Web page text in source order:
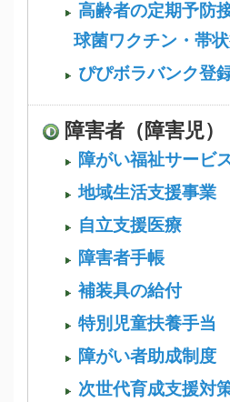
高齢者の定期予防
球菌ワクチン・帯状
ぴぴボラバンク登
障害者（障害児）
障がい福祉サービ
地域生活支援事業
自立支援医療
障害者手帳
補装具の給付
特別児童扶養手当
障がい者助成制度
次世代育成支援対